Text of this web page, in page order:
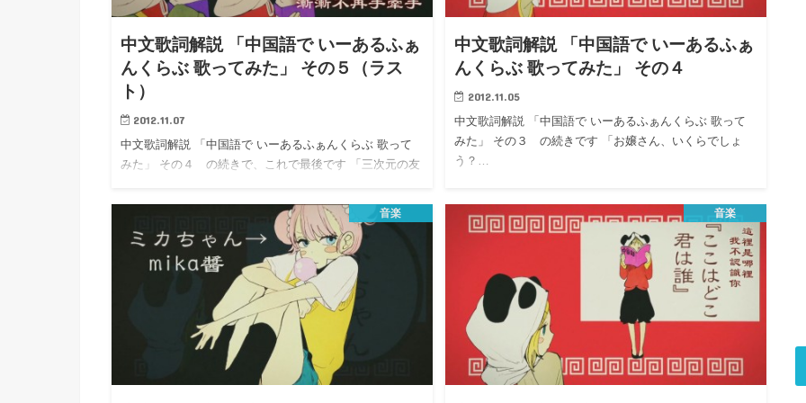
中文歌詞解説 「中国語で いーあるふぁ
んくらぶ 歌ってみた」 その５（ラス
ト）
2012.11.07
中文歌詞解説 「中国語で いーあるふぁんくらぶ 歌って
みた」 その４ の続きで、これで最後です 「三次元の友
中文歌詞解説 「中国語で いーあるふぁ
んくらぶ 歌ってみた」 その４
2012.11.05
中文歌詞解説 「中国語で いーあるふぁんくらぶ 歌って
みた」 その３ の続きです 「お嬢さん、いくらでしょ
う？…
音楽 音楽